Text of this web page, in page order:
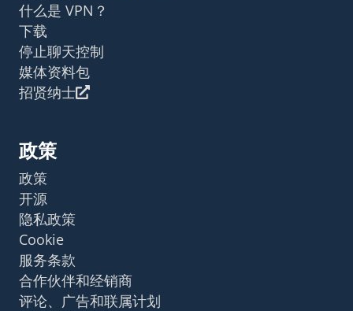
什么是 VPN？
下载
停止聊天控制
媒体资料包
招贤纳士
政策
政策
开源
隐私政策
Cookie
服务条款
合作伙伴和经销商
评论、广告和联属计划